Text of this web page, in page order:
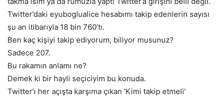
Twitter’daki eyuboglualice hesabımı takip edenlerin sayısı
şu an itibarıyla 18 bin 760’tı.
Ben kaç kişiyi takip ediyorum, biliyor musunuz?
Sadece 207.
Bu rakamın anlamı ne?
Demek ki bir hayli seçiciyim bu konuda.
Twitter’ı her açışta karşıma çıkan ‘Kimi takip etmeli’